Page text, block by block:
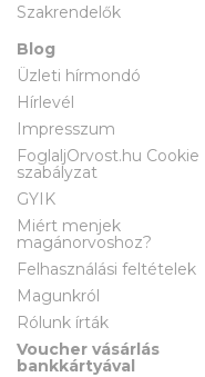
Szakrendelők
Blog
Üzleti hírmondó
Hírlevél
Impresszum
FoglaljOrvost.hu Cookie
szabályzat
GYIK
Miért menjek
magánorvoshoz?
Felhasználási feltételek
Magunkról
Rólunk írták
Voucher vásárlás
bankkártyával